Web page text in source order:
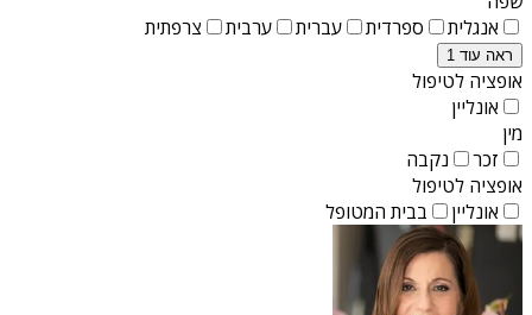
אנגלית
ספרדית עברית ערבית צרפתית
ראה עוד 1
אופציה לטיפול
אונליין
מין
זכר
נקבה
אופציה לטיפול
אונליין
בבית המטופל